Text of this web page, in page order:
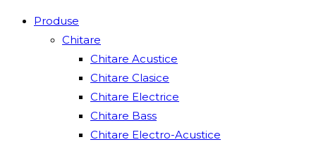
Produse
Chitare
Chitare Acustice
Chitare Clasice
Chitare Electrice
Chitare Bass
Chitare Electro-Acustice